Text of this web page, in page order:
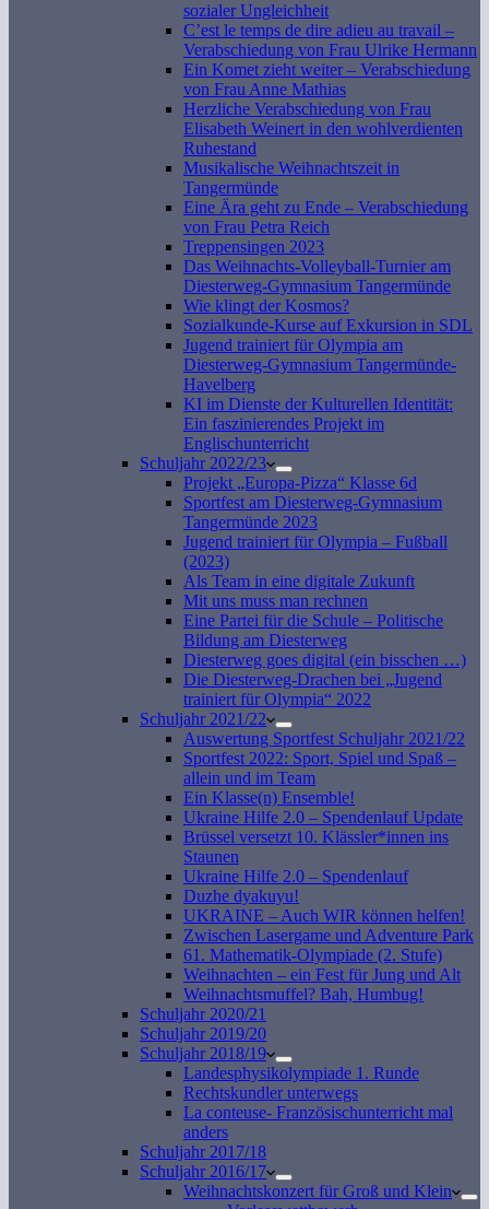
sozialer Ungleichheit
C’est le temps de dire adieu au travail –
Verabschiedung von Frau Ulrike Hermann
Ein Komet zieht weiter – Verabschiedung
von Frau Anne Mathias
Herzliche Verabschiedung von Frau
Elisabeth Weinert in den wohlverdienten
Ruhestand
Musikalische Weihnachtszeit in
Tangermünde
Eine Ära geht zu Ende – Verabschiedung
von Frau Petra Reich
Treppensingen 2023
Das Weihnachts-Volleyball-Turnier am
Diesterweg-Gymnasium Tangermünde
Wie klingt der Kosmos?
Sozialkunde-Kurse auf Exkursion in SDL
Jugend trainiert für Olympia am
Diesterweg-Gymnasium Tangermünde-
Havelberg
KI im Dienste der Kulturellen Identität:
Ein faszinierendes Projekt im
Englischunterricht
Schuljahr 2022/23
Projekt „Europa-Pizza“ Klasse 6d
Sportfest am Diesterweg-Gymnasium
Tangermünde 2023
Jugend trainiert für Olympia – Fußball
(2023)
Als Team in eine digitale Zukunft
Mit uns muss man rechnen
Eine Partei für die Schule – Politische
Bildung am Diesterweg
Diesterweg goes digital (ein bisschen …)
Die Diesterweg-Drachen bei „Jugend
trainiert für Olympia“ 2022
Schuljahr 2021/22
Auswertung Sportfest Schuljahr 2021/22
Sportfest 2022: Sport, Spiel und Spaß –
allein und im Team
Ein Klasse(n) Ensemble!
Ukraine Hilfe 2.0 – Spendenlauf Update
Brüssel versetzt 10. Klässler*innen ins
Staunen
Ukraine Hilfe 2.0 – Spendenlauf
Duzhe dyakuyu!
UKRAINE – Auch WIR können helfen!
Zwischen Lasergame und Adventure Park
61. Mathematik-Olympiade (2. Stufe)
Weihnachten – ein Fest für Jung und Alt
Weihnachtsmuffel? Bah, Humbug!
Schuljahr 2020/21
Schuljahr 2019/20
Schuljahr 2018/19
Landesphysikolympiade 1. Runde
Rechtskundler unterwegs
La conteuse- Französischunterricht mal
anders
Schuljahr 2017/18
Schuljahr 2016/17
Weihnachtskonzert für Groß und Klein